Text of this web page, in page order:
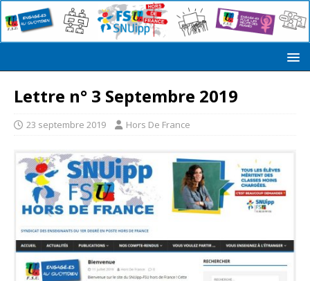
Lettre n° 3 Septembre 2019
23 septembre 2019 Hors De France